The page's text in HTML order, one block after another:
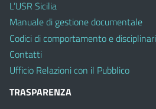
L’USR Sicilia
Manuale di gestione documentale
Codici di comportamento e disciplinari
Contatti
Ufficio Relazioni con il Pubblico
TRASPARENZA